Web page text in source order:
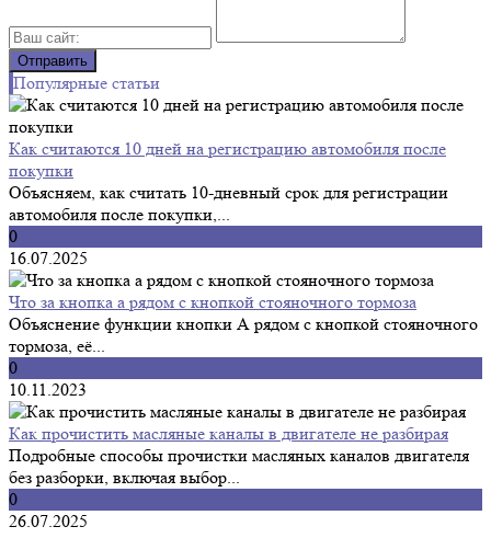
Популярные статьи
Как считаются 10 дней на регистрацию автомобиля после
покупки
Объясняем, как считать 10-дневный срок для регистрации
автомобиля после покупки,...
0
16.07.2025
Что за кнопка а рядом с кнопкой стояночного тормоза
Объяснение функции кнопки А рядом с кнопкой стояночного
тормоза, её...
0
10.11.2023
Как прочистить масляные каналы в двигателе не разбирая
Подробные способы прочистки масляных каналов двигателя
без разборки, включая выбор...
0
26.07.2025